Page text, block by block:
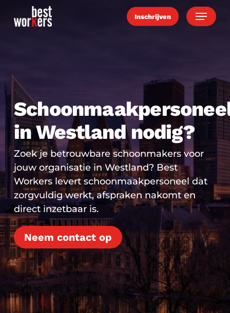
Inschrijven Menu
in Westland nodig?
Zoek je betrouwbare schoonmakers voor
jouw organisatie in Westland? Best
Workers levert schoonmaakpersoneel dat
zorgvuldig werkt, afspraken nakomt en
direct inzetbaar is.
Neem contact op